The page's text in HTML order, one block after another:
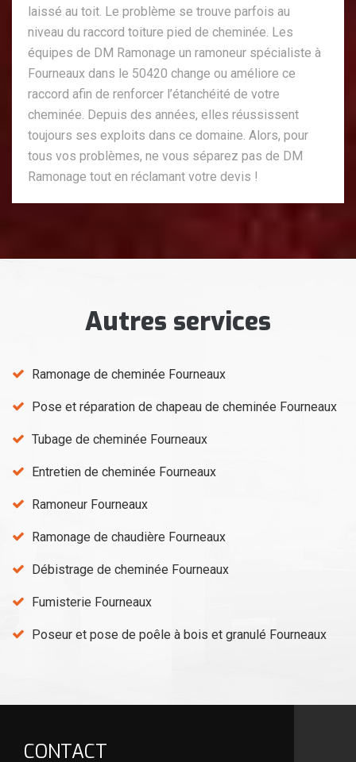
laissé au toit. Le problème se trouve parfois au
niveau du raccord toiture pied de cheminée. Les
équipes de DM Ramonage un ramoneur spécialiste à
Fourneaux dans le 50420 change ou améliore ce
raccord afin de renforcer l’étanchéité de votre
cheminée. Depuis des années, elles réussissent
toujours ses exploits dans ce domaine. Alors, pour
tous vos problèmes, ne vous séparez pas de DM
Ramonage tout en réclamant votre devis !
Autres services
Ramonage de cheminée Fourneaux
Pose et réparation de chapeau de cheminée Fourneaux
Tubage de cheminée Fourneaux
Entretien de cheminée Fourneaux
Ramoneur Fourneaux
Ramonage de chaudière Fourneaux
Débistrage de cheminée Fourneaux
Fumisterie Fourneaux
Poseur et pose de poêle à bois et granulé Fourneaux
CONTACT